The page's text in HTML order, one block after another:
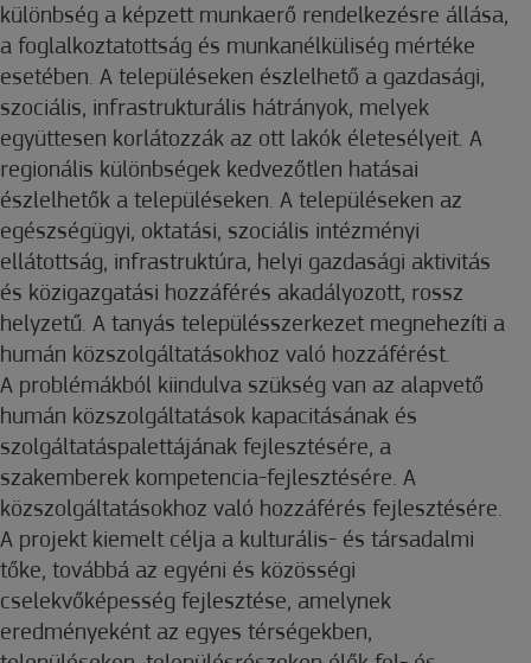
különbség a képzett munkaerő rendelkezésre állása,
a foglalkoztatottság és munkanélküliség mértéke
esetében. A településeken észlelhető a gazdasági,
szociális, infrastrukturális hátrányok, melyek
együttesen korlátozzák az ott lakók életesélyeit. A
regionális különbségek kedvezőtlen hatásai
észlelhetők a településeken. A településeken az
egészségügyi, oktatási, szociális intézményi
ellátottság, infrastruktúra, helyi gazdasági aktivitás
és közigazgatási hozzáférés akadályozott, rossz
helyzetű. A tanyás településszerkezet megnehezíti a
humán közszolgáltatásokhoz való hozzáférést.
A problémákból kiindulva szükség van az alapvető
humán közszolgáltatások kapacitásának és
szolgáltatáspalettájának fejlesztésére, a
szakemberek kompetencia-fejlesztésére. A
közszolgáltatásokhoz való hozzáférés fejlesztésére.
A projekt kiemelt célja a kulturális- és társadalmi
tőke, továbbá az egyéni és közösségi
cselekvőképesség fejlesztése, amelynek
eredményeként az egyes térségekben,